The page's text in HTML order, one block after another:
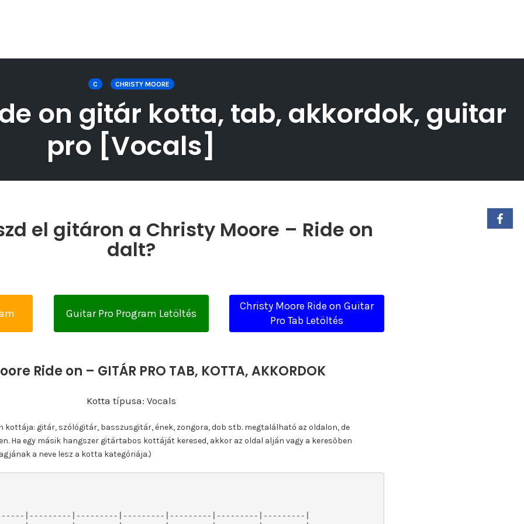
C CHRISTY MOORE
on gitár kotta, tab, akkordok, guitar
pro [Vocals]
el gitáron a Christy Moore – Ride on
dalt?
Guitar Pro Program Letöltés
Christy Moore Ride on Guitar
Pro Tab Letöltés
Ride on – GITÁR PRO TAB, KOTTA, AKKORDOK
Kotta típusa: Vocals
kottája: gitár, szólógitár, basszusgitár, ének, zongora, dob stb. megtalálható az oldalon, de
Ha egy másik hangszer gitártabos kottáját keresed, akkor az oldal alján vagy a keresőben
a neve lesz a kotta kategóriája.)